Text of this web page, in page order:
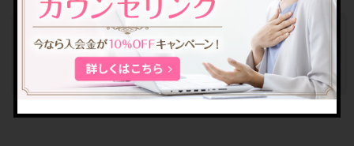
結婚相談所に入会後の流れ【お見合い・真剣交際・成
婚までを解説】